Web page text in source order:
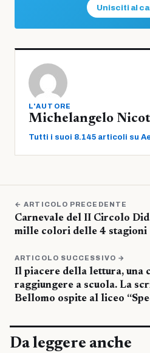
Unisciti al
L'AUTORE
Michelangelo
Tutti i suoi 8.145 articoli su
← ARTICOLO PRECEDENTE
Carnevale del II Circolo
mille colori delle 4 stagioni
ARTICOLO SUCCESSIVO →
Il piacere della lettura, una
raggiungere a scuola. La
Bellomo ospite al liceo
Da leggere anche